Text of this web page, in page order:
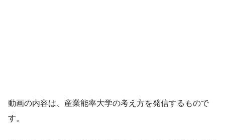
動画の内容は、産業能率大学の考え方を発信するもので
す。